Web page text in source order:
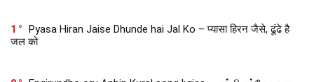
1
Pyasa Hiran Jaise Dhunde hai Jal Ko – प्यासा हिरन जैसे, ढूंढे है
जल को